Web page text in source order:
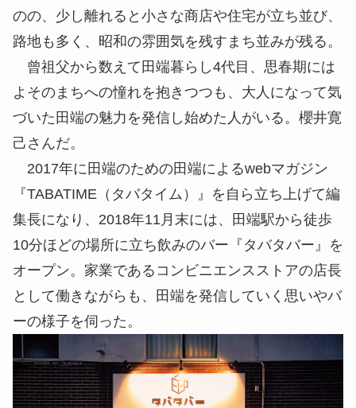
のの、少し離れると小さな商店や住宅が立ち並び、
路地も多く、昭和の雰囲気を残すまち並みが残る。
曾祖父から数えて田端暮らし4代目、思春期には
よそのまちへの憧れを抱きつつも、大人になって気
づいた田端の魅力を発信し始めた人がいる。櫻井寛
己さんだ。
2017年に田端のための田端によるwebマガジン
『TABATIME（タバタイム）』を自ら立ち上げて編
集長になり、2018年11月末には、田端駅から徒歩
10分ほどの場所に立ち飲みのバー『タバタバー』を
オープン。家業であるコンビニエンスストアの店長
として働きながらも、田端を発信していく思いやバ
ーの様子を伺った。